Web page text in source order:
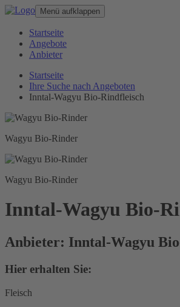
Menü aufklappen
Startseite
Angebote
Anbieter
Startseite
Ihre Suche nach Angeboten
Inntal-Wagyu Bio-Rindfleisch
Wagyu Bio-Rinder
Wagyu Bio-Rinder
Inntal-Wagyu Bio-
Anbieter: Inntal-Wagyu
Hier erhalten Sie:
Fleisch